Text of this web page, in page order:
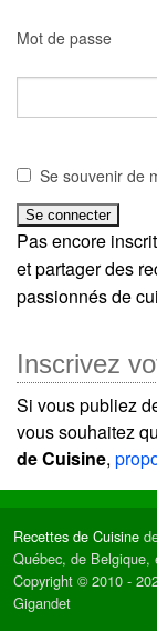
Mot de passe
Se souvenir de
Pas encore
et partager des
passionnés de
Inscrivez
Si vous publiez
vous souhaitez
de Cuisine,
Recettes de Cuisine
Québec, de Belgique,
Copyright © 2010 -
Gigandet